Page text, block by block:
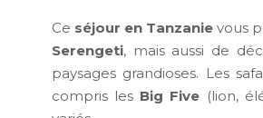
Ce séjour en Tanzanie vous
Serengeti, mais aussi de
paysages grandioses. Les
compris les Big Five (lion,